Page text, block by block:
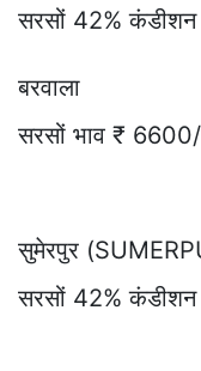
सरसों 42%
बरवाला
सरसों भाव ₹
सुमेरपुर
सरसों 42%